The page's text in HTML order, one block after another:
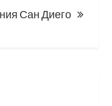
Сан Диего